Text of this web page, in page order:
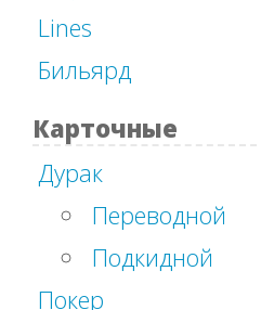
Lines
Бильярд
Карточные
Дурак
Переводной
Подкидной
Покер